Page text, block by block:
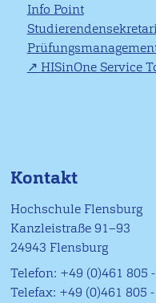
Info Point
HISinOne Service
Kontakt
Hochschule Flensburg
Kanzleistraße 91–93
24943 Flensburg
Telefon: +49 (0)461 805
Telefax: +49 (0)461 805